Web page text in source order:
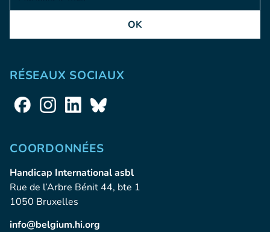
OK
RÉSEAUX SOCIAUX
COORDONNÉES
Handicap International asbl
Rue de l’Arbre Bénit 44, bte 1
1050 Bruxelles
info@belgium.hi.org